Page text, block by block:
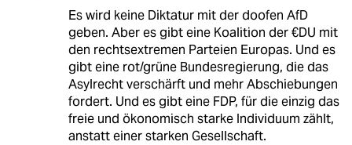
Es wird keine Diktatur mit der doofen AfD
geben. Aber es gibt eine Koalition der €DU mit
den rechtsextremen Parteien Europas. Und es
gibt eine rot/grüne Bundesregierung, die das
Asylrecht verschärft und mehr Abschiebungen
fordert. Und es gibt eine FDP, für die einzig das
freie und ökonomisch starke Individuum zählt,
anstatt einer starken Gesellschaft.